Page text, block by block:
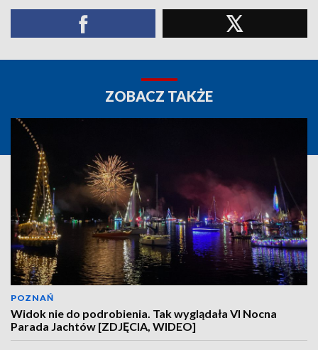
ZOBACZ TAKŻE
POZNAŃ
Widok nie do podrobienia. Tak wyglądała VI Nocna
Parada Jachtów [ZDJĘCIA, WIDEO]